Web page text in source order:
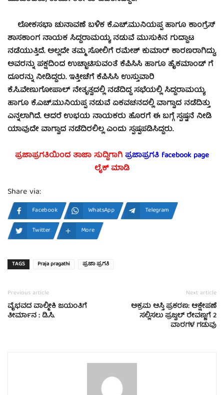
ಲೋಕಸಭಾ ಚುನಾವಣೆ ಬಳಿಕ ಕೆ.ಎಚ್.ಮುನಿಯಪ್ಪ ಹಾಗೂ ಕಾಂಗ್ರೆಸ್
ಶಾಸಕಾಂಗ ನಾಯಕ ಸಿದ್ದರಾಮಯ್ಯ ನಡುವೆ ಮುಸುಕಿನ ಗುದ್ದಾಟ
ನಡೆಯುತ್ತಿದೆ. ಅಲ್ಲದೇ ತಮ್ಮ ಸೋಲಿಗೆ ರಮೇಶ್ ಕುಮಾರ್ ಕಾರಣರಾಗಿದ್ದು,
ಅವರನ್ನು ಪಕ್ಷದಿಂದ ಉಚ್ಛಾಟಿಸುವಂತೆ ಕೆಪಿಸಿಸಿ ಹಾಗೂ ಹೈಕಮಾಂಡ್ ಗೆ
ದೂರನ್ನು ನೀಡಿದ್ದರು. ಇತ್ತೀಚೆಗೆ ಕೆಪಿಸಿಸಿ ಉಸ್ತುವಾರಿ
ಕೆ.ಸಿ.ವೇಣುಗೋಪಾಲ್ ನೇತೃತ್ವದಲ್ಲಿ ನಡೆದಿದ್ದ ಸಭೆಯಲ್ಲಿ ಸಿದ್ದರಾಮಯ್ಯ
ಹಾಗೂ ಕೆ.ಎಚ್.ಮುನಿಯಪ್ಪ ನಡುವೆ ಏಕವಚನದಲ್ಲಿ ವಾಗ್ವಾದ ನಡೆದಿತ್ತು
ಎನ್ನಲಾಗಿದೆ. ಆದರೆ ಉಭಯ ನಾಯಕರು ಹೊರಗೆ ಈ ಬಗ್ಗೆ ಸ್ಪಷ್ಟನೆ ನೀಡಿ
ಯಾವುದೇ ವಾಗ್ವಾದ ನಡೆದಿರಲಿಲ್ಲ ಎಂದು ಸ್ಪಷ್ಪಪಡಿಸಿದ್ದರು.
ಪ್ರಜಾಪ್ರಗತಿಯಿಂದ ತಾಜಾ ಸುದ್ದಿಗಾಗಿಪ್ರಜಾಪ್ರಗತಿ facebookpage
ಲೈಕ್ ಮಾಡಿ
Share via:
Facebook WhatsApp
Telegram
Twitter
More
TAGS Praja pragathi ಪ್ರಜಾ ಪ್ರಗತಿ
Previous article
ವೈಭವದ ವಾಲ್ಮೀಕಿ ಜಯಂತಿಗೆ
ತೀರ್ಮಾನ : ಡಿ.ಸಿ.
Next article
ಅಕ್ರಮ ಆಸ್ತಿ ಪ್ರಕರಣ: ಆಕ್ಷೇಪಣೆ
ಸಲ್ಲಿಸಲು ಪ್ರಜ್ವಲ್ ರೇವಣ್ಣಗೆ 2
ವಾರಗಳ ಗಡುವು